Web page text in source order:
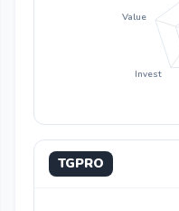
Invest
Value
TGPRO